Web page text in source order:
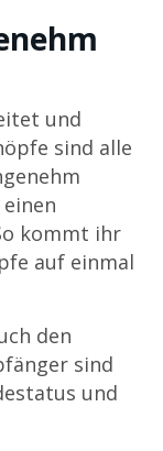
und
sind alle
kommt ihr
auf einmal
den
sind
und